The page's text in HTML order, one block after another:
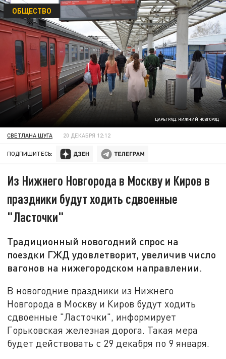
ЦАРЬГРАД. НИЖНИЙ НОВГОРОД
ОБЩЕСТВО
СВЕТЛАНА ШУГА 20 ДЕКАБРЯ 12:12
ПОДПИШИТЕСЬ:
Из Нижнего Новгорода в Москву и Киров в
праздники будут ходить сдвоенные
"Ласточки"
Традиционный новогодний спрос на
поездки ГЖД удовлетворит, увеличив число
вагонов на нижегородском направлении.
В новогодние праздники из Нижнего
Новгорода в Москву и Киров будут ходить
сдвоенные "Ласточки", информирует
Горьковская железная дорога. Такая мера
будет действовать с 29 декабря по 9 января.